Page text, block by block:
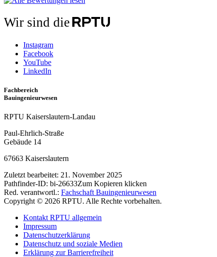
Wir sind die
Instagram
Facebook
YouTube
LinkedIn
Fachbereich
Bauingenieurwesen
RPTU Kaiserslautern-Landau
Paul-Ehrlich-Straße
Gebäude 14
67663 Kaiserslautern
Zuletzt bearbeitet: 21. November 2025
Pathfinder-ID: bi-26633Zum Kopieren klicken
Red. verantwortl.: Fachschaft Bauingenieurwesen
Copyright © 2026 RPTU. Alle Rechte vorbehalten.
Kontakt RPTU allgemein
Impressum
Datenschutzerklärung
Datenschutz und soziale Medien
Erklärung zur Barrierefreiheit